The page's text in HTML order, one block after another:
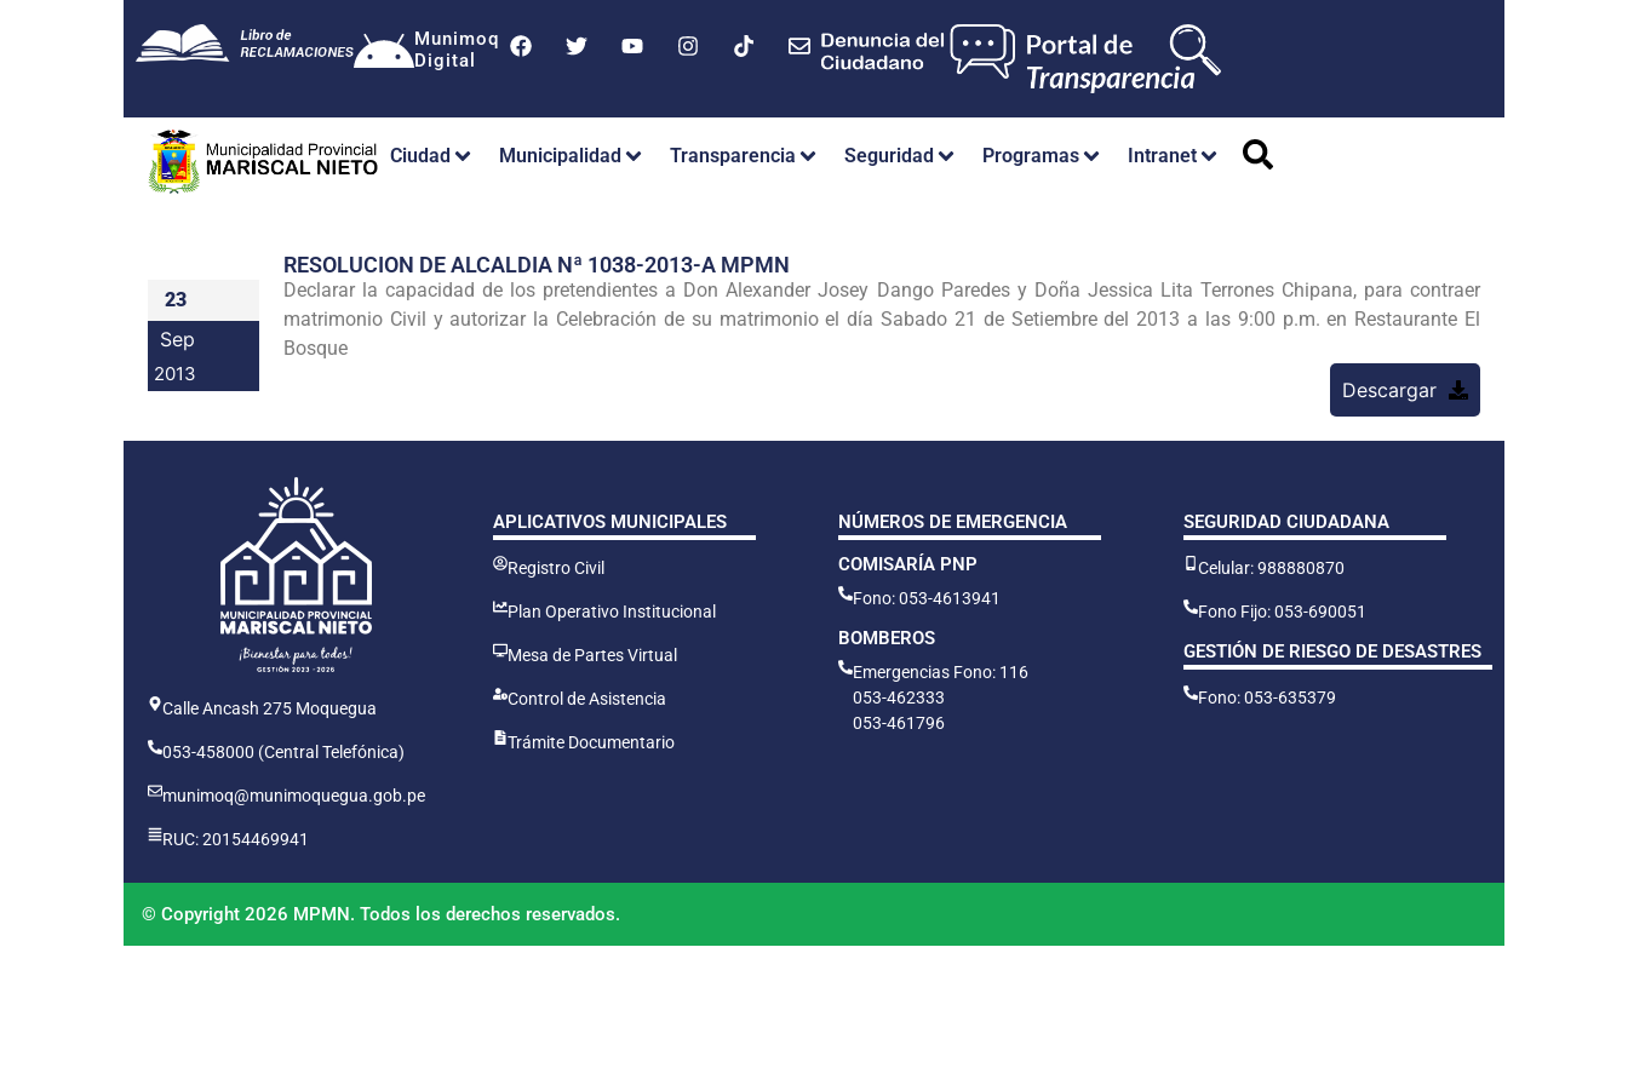
Munimoq
Digital
Ciudad Municipalidad Transparencia Seguridad Programas Intranet
23
Sep
2013
RESOLUCION DE ALCALDIA Nª 1038-2013-A MPMN
Declarar la capacidad de los pretendientes a Don Alexander Josey Dango Paredes y Doña Jessica Lita Terrones Chipana, para contraer
matrimonio Civil y autorizar la Celebración de su matrimonio el día Sabado 21 de Setiembre del 2013 a las 9:00 p.m. en Restaurante El
Bosque
Descargar
Calle Ancash 275 Moquegua
053-458000 (Central Telefónica)
munimoq@munimoquegua.gob.pe
RUC: 20154469941
APLICATIVOS MUNICIPALES
Registro Civil
Plan Operativo Institucional
Mesa de Partes Virtual
Control de Asistencia
Trámite Documentario
NÚMEROS DE EMERGENCIA
COMISARÍA PNP
Fono: 053-4613941
BOMBEROS
Emergencias Fono: 116
053-462333
053-461796
SEGURIDAD CIUDADANA
Celular: 988880870
Fono Fijo: 053-690051
GESTIÓN DE RIESGO DE DESASTRES
Fono: 053-635379
© Copyright 2026 MPMN. Todos los derechos reservados.